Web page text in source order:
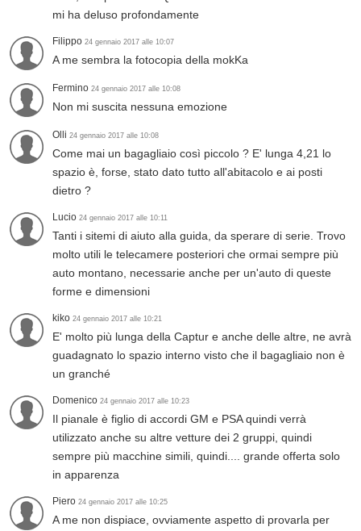
mi ha deluso profondamente
Filippo 24 gennaio 2017 alle 10:07
A me sembra la fotocopia della mokKa
Fermino 24 gennaio 2017 alle 10:08
Non mi suscita nessuna emozione
Olli 24 gennaio 2017 alle 10:08
Come mai un bagagliaio così piccolo ? E' lunga 4,21 lo
spazio è, forse, stato dato tutto all'abitacolo e ai posti
dietro ?
Lucio 24 gennaio 2017 alle 10:11
Tanti i sitemi di aiuto alla guida, da sperare di serie. Trovo
molto utili le telecamere posteriori che ormai sempre più
auto montano, necessarie anche per un'auto di queste
forme e dimensioni
kiko 24 gennaio 2017 alle 10:21
E' molto più lunga della Captur e anche delle altre, ne avrà
guadagnato lo spazio interno visto che il bagagliaio non è
un granché
Domenico 24 gennaio 2017 alle 10:23
Il pianale è figlio di accordi GM e PSA quindi verrà
utilizzato anche su altre vetture dei 2 gruppi, quindi
sempre più macchine simili, quindi.... grande offerta solo
in apparenza
Piero 24 gennaio 2017 alle 10:25
A me non dispiace, ovviamente aspetto di provarla per